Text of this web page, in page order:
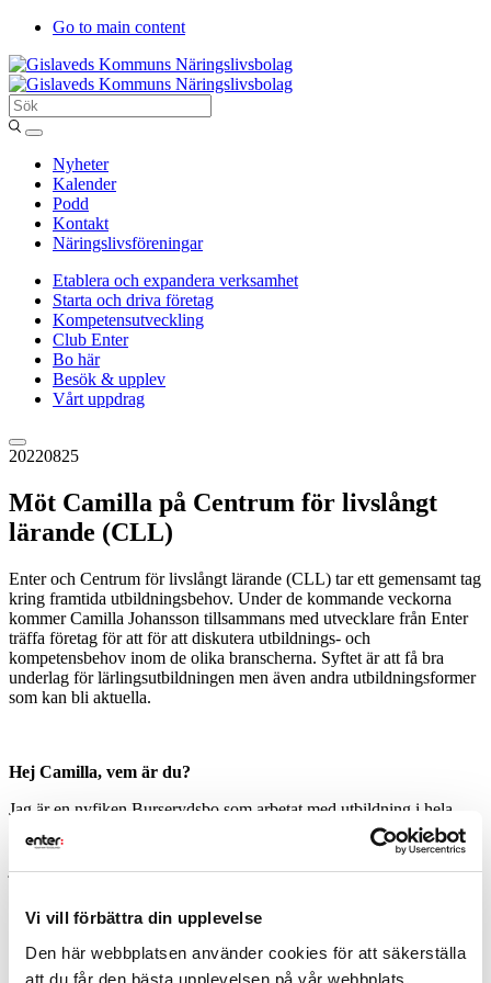
Vi vill förbättra din upplevelse
Den här webbplatsen använder cookies för att säkerställa
att du får den bästa upplevelsen på vår webbplats.
Go to main content
Sök
Entergislaved
Nyheter
Kalender
Podd
Kontakt
Näringslivsföreningar
Etablera och expandera verksamhet
Starta och driva företag
Kompetensutveckling
Club Enter
Bo här
Besök & upplev
Vårt uppdrag
20220825
Möt Camilla på Centrum för livslångt
lärande (CLL)
Enter och Centrum för livslångt lärande (CLL) tar ett gemensamt tag
kring framtida utbildningsbehov. Under de kommande veckorna
kommer Camilla Johansson tillsammans med utvecklare från Enter
träffa företag för att för att diskutera utbildnings- och
kompetensbehov inom de olika branscherna. Syftet är att få bra
underlag för lärlingsutbildningen men även andra utbildningsformer
som kan bli aktuella.
Hej Camilla, vem är du?
Jag är en nyfiken Burserydsbo som arbetat med utbildning i hela
mitt liv, både som undervisande lärare och med skolutvecklande
uppdrag, ofta i samarbete med näringslivet. När jag inte jobbar trivs
jag med familj och vänner, gärna vid havet eller i svampskogen.
Du är ny på din tjänst, vad jobbar du med?